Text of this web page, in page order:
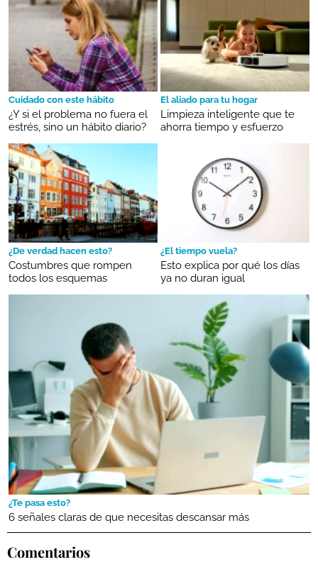
Cuidado con este hábito
¿Y si el problema no fuera el
estrés, sino un hábito diario?
El aliado para tu hogar
Limpieza inteligente que te
ahorra tiempo y esfuerzo
¿De verdad hacen esto?
Costumbres que rompen
todos los esquemas
¿El tiempo vuela?
Esto explica por qué los días
ya no duran igual
¿Te pasa esto?
6 señales claras de que necesitas descansar más
Comentarios